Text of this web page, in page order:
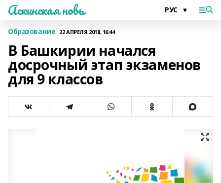
Аскинская новь
Образование 22 АПРЕЛЯ 2018, 16:44
В Башкирии начался
досрочный этап экзаменов
для 9 классов